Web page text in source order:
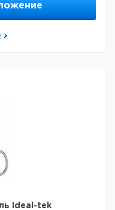
евро руб
Ideal-tek